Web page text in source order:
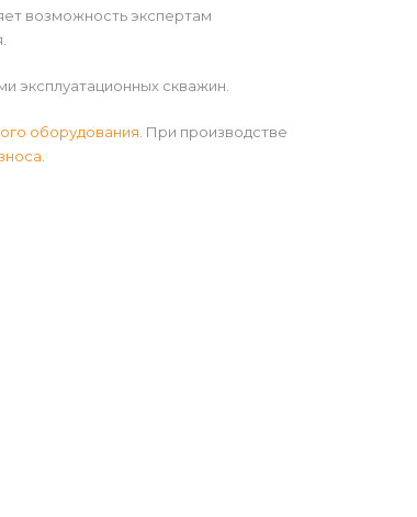
возможность экспертам
эксплуатационных скважин.
оборудования . При производстве